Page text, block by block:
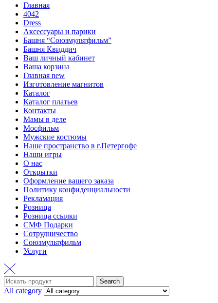
Главная
4042
Dress
Аксессуары и парики
Башня “Союзмультфильм”
Башня Квиддич
Ваш личный кабинет
Ваша корзина
Главная new
Изготовление магнитов
Каталог
Каталог платьев
Контакты
Мамы в деле
Мосфильм
Мужские костюмы
Наше пространство в г.Петергофе
Наши игры
О нас
Открытки
Оформление вашего заказа
Политику конфиденциальности
Рекламация
Розница
Розница ссылки
СМФ Подарки
Сотрудничество
Союзмультфильм
Услуги
Search
for:
Search
All category